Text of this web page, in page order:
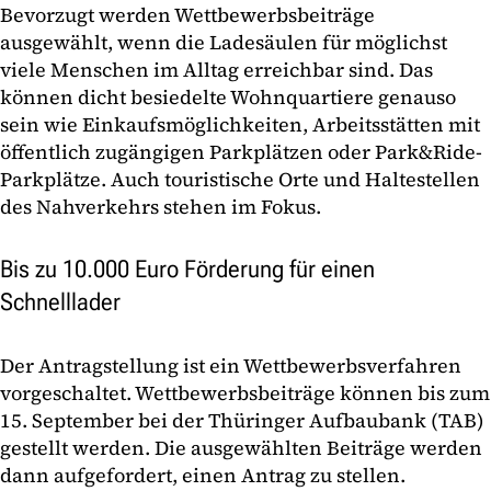
Bevorzugt werden Wettbewerbsbeiträge
ausgewählt, wenn die Ladesäulen für möglichst
viele Menschen im Alltag erreichbar sind. Das
können dicht besiedelte Wohnquartiere genauso
sein wie Einkaufsmöglichkeiten, Arbeitsstätten mit
öffentlich zugängigen Parkplätzen oder Park&Ride-
Parkplätze. Auch touristische Orte und Haltestellen
des Nahverkehrs stehen im Fokus.
Bis zu 10.000 Euro Förderung für einen
Schnelllader
Der Antragstellung ist ein Wettbewerbsverfahren
vorgeschaltet. Wettbewerbsbeiträge können bis zum
15. September bei der Thüringer Aufbaubank (TAB)
gestellt werden. Die ausgewählten Beiträge werden
dann aufgefordert, einen Antrag zu stellen.